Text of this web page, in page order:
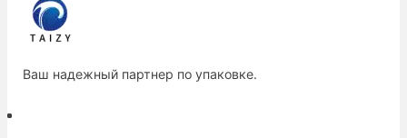
Ваш надежный партнер по упаковке.